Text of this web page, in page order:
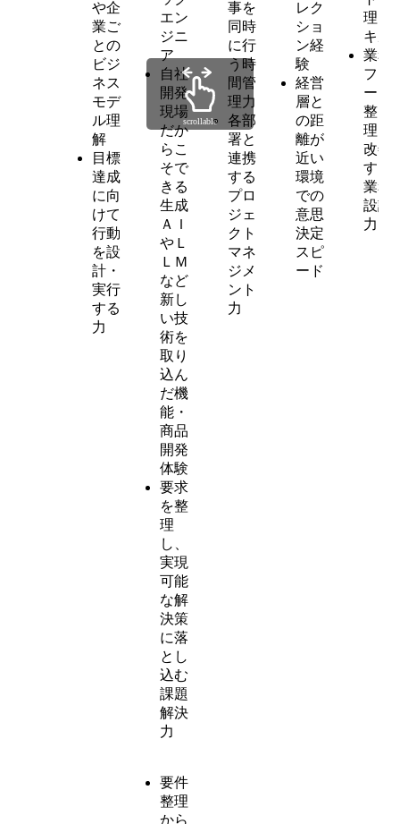
や企
業ご
との
ビジ
ネス
モデ
ル理
解
目標
達成
に向
けて
行動
を設
計・
実行
する
力
エン
ジニ
ア
自社
開発
現場
だか
らこ
そで
きる
生成
ＡＩ
やＬ
ＬＭ
など
新し
い技
術を
取り
込ん
だ機
能・
商品
開発
体験
要求
を整
理
し、
実現
可能
な解
決策
に落
とし
込む
課題
解決
力
事を
同時
に行
う時
間管
理力
各部
署と
連携
する
プロ
ジェ
クト
マネ
ジメ
ント
力
レク
ショ
ン経
験
経営
層と
の距
離が
近い
環境
での
意思
決定
スピ
ード
理ス
キル
業務
フロ
ーを
整
理・
改善
する
業務
設計
力
要件
整理
から
scrollable